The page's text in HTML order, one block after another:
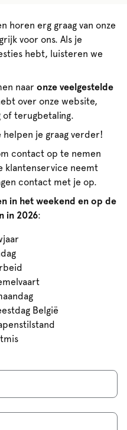
horen erg graag van onze
voor ons. Als je
hebt, luisteren we
naar onze veelgestelde
over onze website,
of terugbetaling.
helpen je graag verder!
contact op te nemen
klantenservice neemt
contact met je op.
in het weekend en op de
in 2026:
België